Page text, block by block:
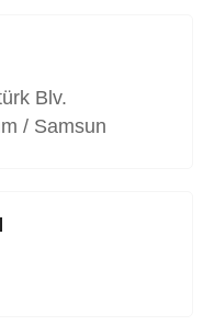
Blv.
/ Samsun